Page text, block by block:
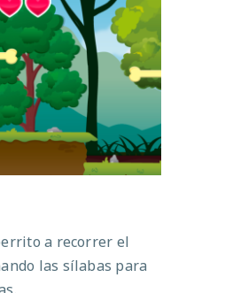
sílabas
a recorrer el
las sílabas para